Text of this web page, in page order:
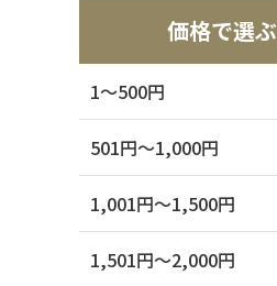
価格で選ぶ
1～500円
501円～1,000円
1,001円～1,500円
1,501円～2,000円